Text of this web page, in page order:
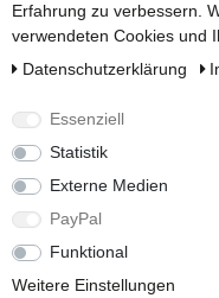
Erfahrung zu verbessern.
verwendeten Cookies und
Daten­schutz­erklärung
Essenziell
Statistik
Externe Medien
PayPal
Funktional
Weitere Einstellungen